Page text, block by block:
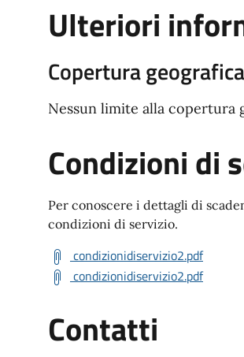
Ulteriori
Copertura geografica
Nessun limite alla copertura
Condizioni di
Per conoscere i dettagli di
condizioni di servizio.
condizionidiservizio2.pdf
condizionidiservizio2.pdf
Contatti